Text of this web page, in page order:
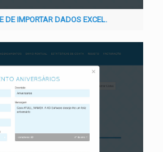
DE IMPORTAR DADOS EXCEL.